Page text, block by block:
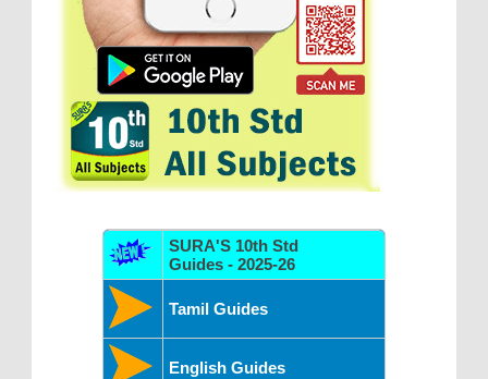
SURA'S 10th Std
Guides - 2025-26
Tamil Guides
English Guides